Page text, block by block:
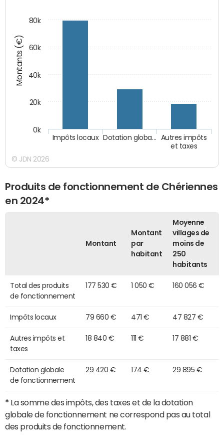
Montants (€)
Autres impôts
et taxes
Dotation globa…
Impôts locaux
0k
20k
40k
60k
80k
© JDN 2026
Produits de fonctionnement de Chériennes
en 2024*
Montant
Montant
par
habitant
Moyenne
villages de
moins de
250
habitants
Total des produits
de fonctionnement
177 530 € 1 050 € 160 056 €
Impôts locaux 79 660 € 471 € 47 827 €
Autres impôts et
taxes
18 840 € 111 € 17 881 €
Dotation globale
de fonctionnement
29 420 € 174 € 29 895 €
* La somme des impôts, des taxes et de la dotation
globale de fonctionnement ne correspond pas au total
des produits de fonctionnement.